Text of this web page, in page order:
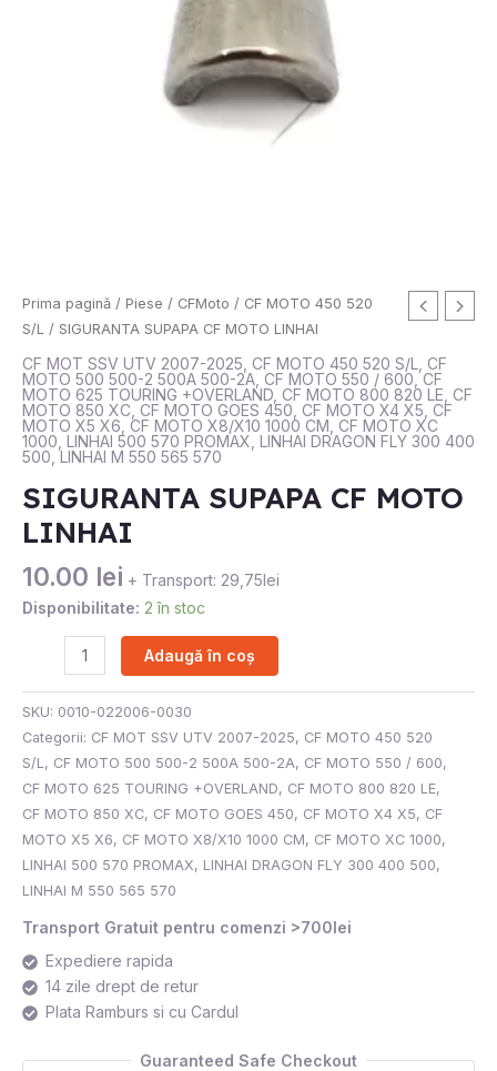
Prima pagină / Piese / CFMoto / CF MOTO 450 520
S/L / SIGURANTA SUPAPA CF MOTO LINHAI
CF MOT SSV UTV 2007-2025 CF MOTO 450 520 S/L
CF
MOTO 500 500-2 500A 500-2A CF MOTO 550 / 600 ,CF
MOTO 625 TOURING +OVERLAND CF MOTO 800 820 LE CF
MOTO 850 XC CF MOTO GOES 450 CF MOTO X4 X5 CF
MOTO X5 X6 CF MOTO X8/X10 1000 CM CF MOTO XC
1000 LINHAI 500 570 PROMAX LINHAI DRAGON FLY 300 400
500 ,LINHAI M 550 565 570
SIGURANTA SUPAPA CF MOTO
LINHAI
10.00 lei + Transport: 29,75lei
Disponibilitate: 2 în stoc
Cantitate
SIGURANTA
SUPAPA
CF
MOTO
LINHAI
Adaugă în coș
SKU: 0010-022006-0030
Categorii: CF MOT SSV UTV 2007-2025, CF MOTO 450 520
S/L , CF MOTO 500 500-2 500A 500-2A, CF MOTO 550 / 600,
CF MOTO 625 TOURING +OVERLAND, CF MOTO 800 820 LE,
CF MOTO 850 XC, CF MOTO GOES 450, CF MOTO X4 X5, CF
MOTO X5 X6, CF MOTO X8/X10 1000 CM, CF MOTO XC 1000,
LINHAI 500 570 PROMAX, LINHAI DRAGON FLY 300 400 500,
LINHAI M 550 565 570
Transport Gratuit pentru comenzi >700lei
Expediere rapida
14 zile drept de retur
Plata Ramburs si cu Cardul
Guaranteed Safe Checkout